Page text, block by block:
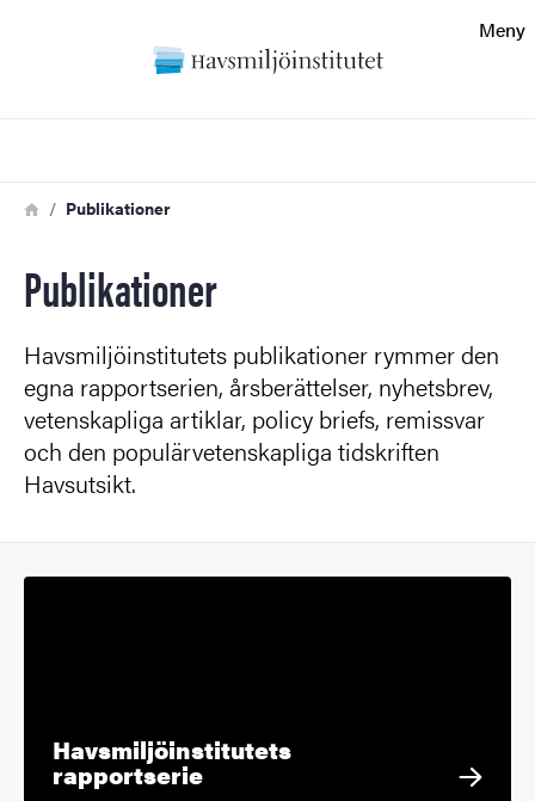
Meny
Länkstig
HemPublikationer
Publikationer
Havsmiljöinstitutets publikationer rymmer den
egna rapportserien, årsberättelser, nyhetsbrev,
vetenskapliga artiklar, policy briefs, remissvar
och den populärvetenskapliga tidskriften
Havsutsikt.
Havsmiljöinstitutets
rapportserie